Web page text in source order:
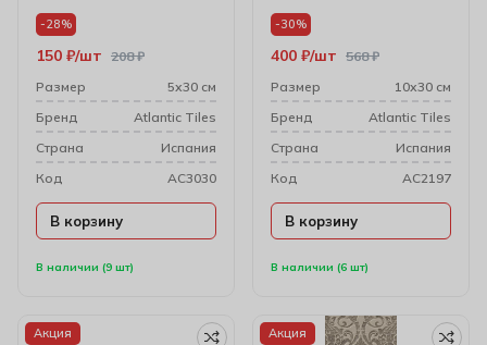
8000813
В наличии (9 шт)
-28%
208₽
150 ₽ шт
Размер
5х30 см
Бренд
Atlantic Tiles
Cтрана
Испания
Код
AC3030
В корзину
8000811
В наличии (6 шт)
-30%
568₽
400 ₽ шт
Размер
10х30 см
Бренд
Atlantic Tiles
Cтрана
Испания
Код
AC2197
В корзину
Акция Акция